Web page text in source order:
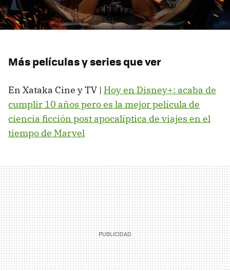
Más películas y series que ver
En Xataka Cine y TV | Hoy en Disney+: acaba de
cumplir 10 años pero es la mejor película de
ciencia ficción post apocalíptica de viajes en el
tiempo de Marvel